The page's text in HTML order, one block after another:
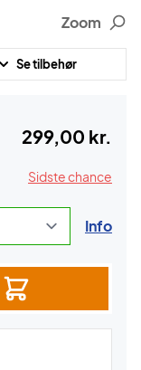
Zoom
Se tilbehør
299,00 kr.
Sidste chance
Info